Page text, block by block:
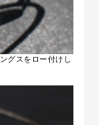
グスをロー付けし